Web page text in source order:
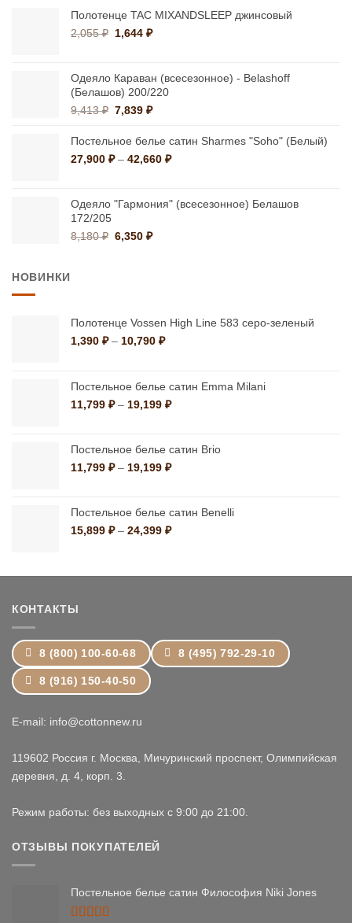
16,400 ₽.
Полотенце TAC MIXANDSLEEP джинсовый
2,055₽ Первоначальная
2,055 ₽.
1,644₽Текущая
Одеяло Караван (всесезонное) - Belashoff
(Белашов) 200/220
9,413₽ Первоначальная
составляла
9,413 ₽.
7,839₽Текущая
7,839 ₽.
Постельное белье сатин Sharmes "Soho" (Белый)
27,900 ₽ – 42,660 ₽Диапазон
–
Одеяло "Гармония" (всесезонное) Белашов
172/205
8,180₽ Первоначальная
6,350₽Текущая
НОВИНКИ
Полотенце Vossen High Line 583 серо-зеленый
1,390 ₽ – 10,790 ₽Диапазон
–
10,790 ₽
Постельное белье сатин Emma Milani
11,799 ₽ – 19,199 ₽Диапазон
–
19,199 ₽
Постельное белье сатин Brio
11,799 ₽ – 19,199 ₽Диапазон
–
19,199 ₽
Постельное белье сатин Benelli
15,899 ₽ – 24,399 ₽Диапазон
–
КОНТАКТЫ
8 (800) 100-60-68 8 (495) 792-29-10
8 (916) 150-40-50
E-mail: info@cottonnew.ru
119602 Россия г. Москва, Мичуринский проспект, Олимпийская
деревня, д. 4, корп. 3.
Режим работы: без выходных с 9:00 до 21:00.
ОТЗЫВЫ ПОКУПАТЕЛЕЙ
Постельное белье сатин Философия Niki Jones